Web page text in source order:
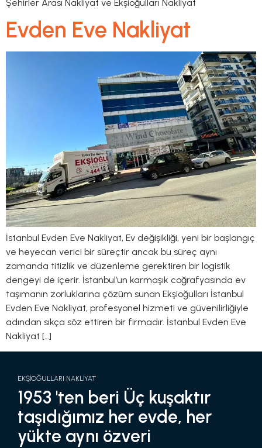
Şehirler Arası Nakliyat ve Ekşioğulları Nakliyat
Evden Eve Nakliyat
İstanbul Evden Eve Nakliyat, Ev değişikliği, yeni bir başlangıç
​​ve heyecan verici bir süreçtir ancak bu süreç aynı
zamanda titizlik ve düzenleme gerektiren bir logistik
dengeyi de içerir. İstanbul’un karmaşık coğrafyasında ev
taşımanın zorluklarına çözüm sunan Ekşioğulları İstanbul
Evden Eve Nakliyat, profesyonel hizmeti ve güvenilirliğiyle
adından sıkça söz ettiren bir firmadır. İstanbul Evden Eve
Nakliyat […]
EKŞİOĞULLARI NAKLİYAT
1953 'ten beri Üç kuşaktır
taşıdığımız her evde, her
yükte aynı özveri